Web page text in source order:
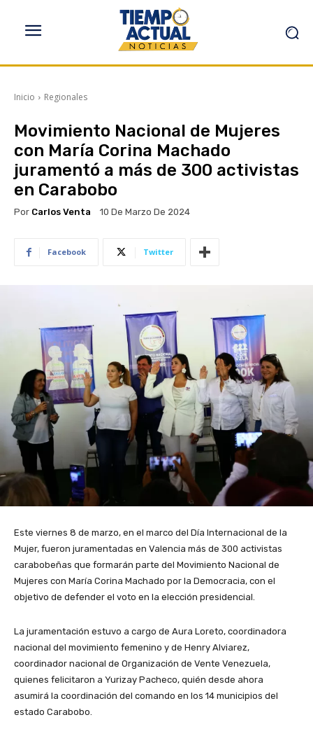
Inicio Regionales
Movimiento Nacional de Mujeres
con María Corina Machado
juramentó a más de 300 activistas
en Carabobo
Por Carlos Venta 10 De Marzo De 2024
Facebook Twitter
Este viernes 8 de marzo, en el marco del Día Internacional de la
Mujer, fueron juramentadas en Valencia más de 300 activistas
carabobeñas que formarán parte del Movimiento Nacional de
Mujeres con María Corina Machado por la Democracia, con el
objetivo de defender el voto en la elección presidencial.
La juramentación estuvo a cargo de Aura Loreto, coordinadora
nacional del movimiento femenino y de Henry Alviarez,
coordinador nacional de Organización de Vente Venezuela,
quienes felicitaron a Yurizay Pacheco, quién desde ahora
asumirá la coordinación del comando en los 14 municipios del
estado Carabobo.